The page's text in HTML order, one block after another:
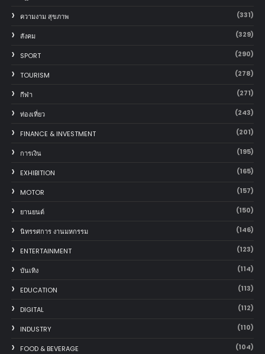
ความงาม สุขภาพ (331)
สังคม (329)
SPORT (290)
TOURISM (278)
กีฬา (271)
ท่องเที่ยว (243)
FINANCE & INVESTMENT (201)
การเงิน (195)
EXHIBITION (165)
MOTOR (157)
‎ยานยนต์‎ (150)
นิทรรศการ งานมหกรรม (146)
ENTERTAINMENT (123)
บันเทิง (114)
EDUCATION (113)
DIGITAL (112)
INDUSTRY (110)
FOOD & BEVERAGE (104)